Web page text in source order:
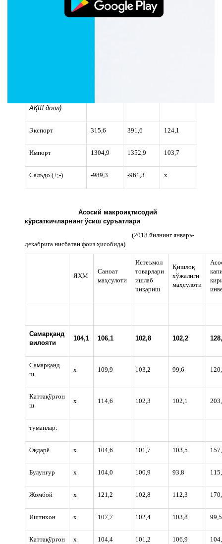
(млн.йўловчи-км)
14514,1 14978,5
АҚШ долл)
Экспорт 315,6 391,6 124,1
Импорт 1304,9 1352,9 103,7
Салъдо (+;-) -989,3 -961,3 х
Асосий макроиқтисодий
кўрсаткичларнинг ўсиш суръатлари
(2018 йилнинг январь-
декабрига нисбатан фоиз ҳисобида)
ЯҲМ
Саноат
маҳсулоти
Истеъмол
товарлари
ишлаб
чиқариш
Қишлоқ
хўжалиги
маҳсулоти
Самарқанд
вилояти
104,1 106,1 102,8 102,2
Самарқанд
ш.
х 109,9 103,2 99,6
Каттақўрғон
ш.
х 114,6 102,3 102,1
туманлар:
Оқдарё х 104,6 101,7 103,5
Булунғур х 104,0 100,9 93,8
Жомбой х 121,2 102,8 112,3
Иштихон х 107,7 102,4 103,8 99,5
Каттақўрғон х 104,4 101,2 106,9